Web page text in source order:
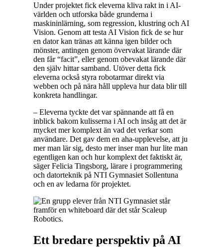
Under projektet fick eleverna kliva rakt in i AI-
världen och utforska både grunderna i
maskininlärning, som regression, klustring och AI
Vision. Genom att testa AI Vision fick de se hur
en dator kan tränas att känna igen bilder och
mönster, antingen genom övervakat lärande där
den får “facit”, eller genom obevakat lärande där
den själv hittar samband. Utöver detta fick
eleverna också styra robotarmar direkt via
webben och på nära håll uppleva hur data blir till
konkreta handlingar.
– Eleverna tyckte det var spännande att få en
inblick bakom kulisserna i AI och insåg att det är
mycket mer komplext än vad det verkar som
användare. Det gav dem en aha-upplevelse, att ju
mer man lär sig, desto mer inser man hur lite man
egentligen kan och hur komplext det faktiskt är,
säger Felicia Tingsborg, lärare i programmering
och datorteknik på NTI Gymnasiet Sollentuna
och en av ledarna för projektet.
Ett bredare perspektiv på AI